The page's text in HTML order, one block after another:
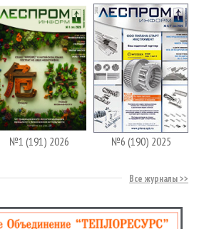
№1 (191) 2026 №6 (190) 2025
Все журналы